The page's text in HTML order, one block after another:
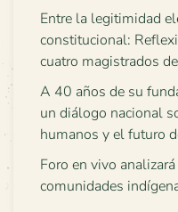
Entre la legitimidad
constitucional:
cuatro magistrados
A 40 años de su
un diálogo nacional
humanos y el futuro
Foro en vivo
comunidades